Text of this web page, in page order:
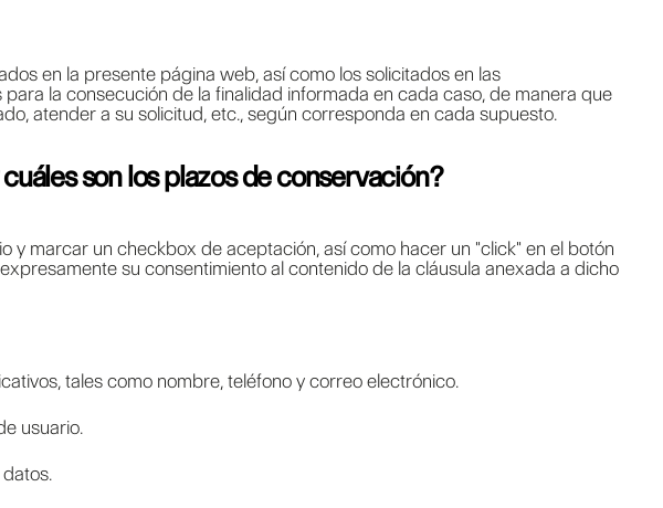
en la presente página web, así como los solicitados en las
la consecución de la finalidad informada en cada caso, de manera que
atender a su solicitud, etc., según corresponda en cada supuesto.
son los plazos de conservación?
y marcar un checkbox de aceptación, así como hacer un "click" en el botón
su consentimiento al contenido de la cláusula anexada a dicho
tales como nombre, teléfono y correo electrónico.
usuario.